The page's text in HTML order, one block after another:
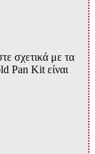
σχετικά με τα
Pan Kit είναι